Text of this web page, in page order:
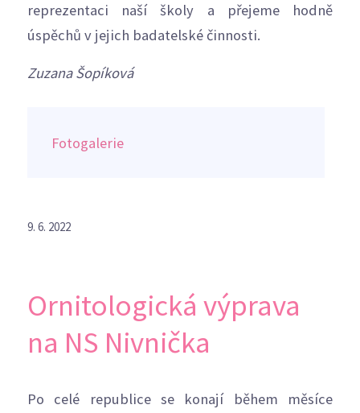
reprezentaci naší školy a přejeme hodně
úspěchů v jejich badatelské činnosti.
Zuzana Šopíková
Fotogalerie
9. 6. 2022
Ornitologická výprava
na NS Nivnička
Po celé republice se konají během měsíce